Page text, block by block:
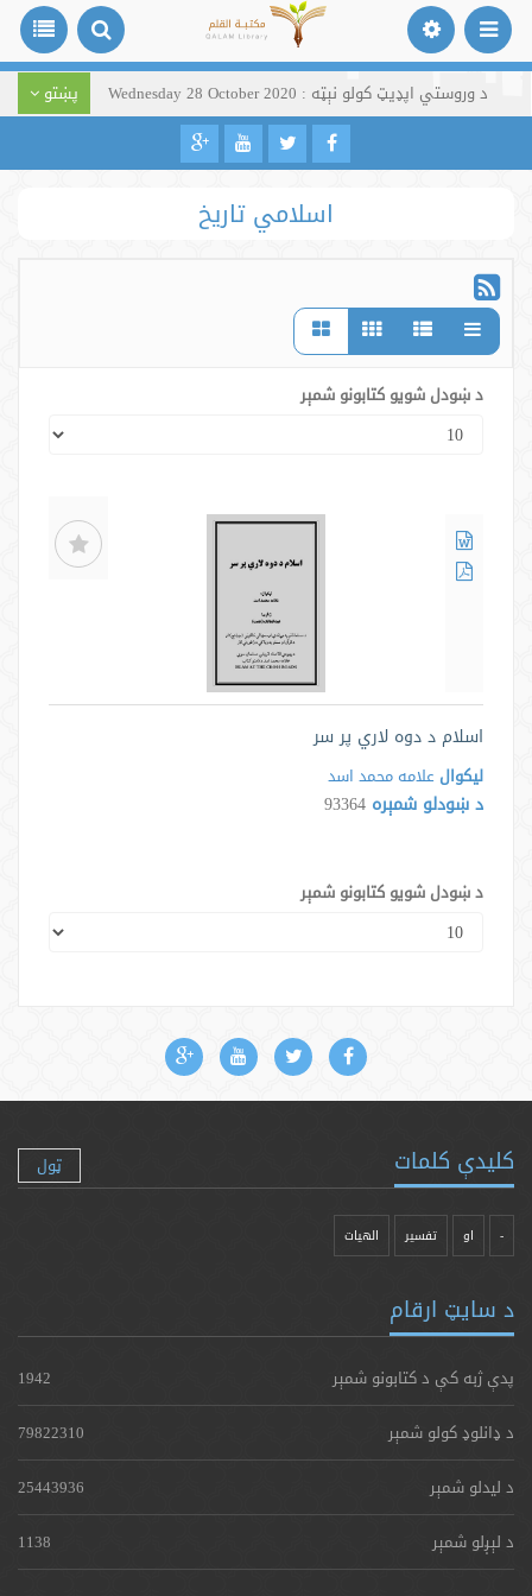
د وروستي اپډیټ کولو نېټه : Wednesday 28 October 2020 پښتو
اسلامي تاریخ
د ښودل شویو کتابونو شمېر
اسلام د دوه لاري پر سر
لیکوال علامه محمد اسد
د ښودلو شمېره 93364
د ښودل شویو کتابونو شمېر
کلیدې کلمات ټول
- او تفسیر الهیات
د سایټ ارقام
پدې ژبه کې د کتابونو شمېر
1942
د ډانلوډ کولو شمېر
79822310
د لیدلو شمېر
25443936
د لېږلو شمېر
1138